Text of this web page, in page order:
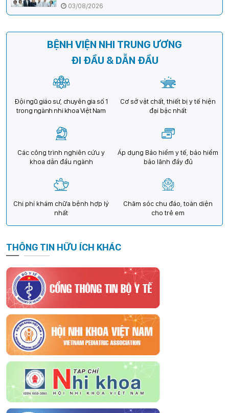
cường hợp tác, mở rộng cơ hội bảo vệ thị lực
cho trẻ em Việt Nam
03/08/2026
BỆNH VIỆN NHI TRUNG ƯƠNG
ĐI ĐẦU & DẪN ĐẦU
Đội ngũ giáo sư, chuyên gia số 1
trong ngành nhi khoa Việt Nam
Cơ sở vật chất, thiết bị y tế hiện
đại bậc nhất
Các công trình nghiên cứu y
khoa dẫn đầu ngành
Áp dụng Bảo hiểm y tế, bảo hiểm
bảo lãnh đầy đủ
Chi phí khám chữa bệnh hợp lý
nhất
Chăm sóc chu đáo, toàn diện
cho trẻ em
THÔNG TIN HỮU ÍCH KHÁC